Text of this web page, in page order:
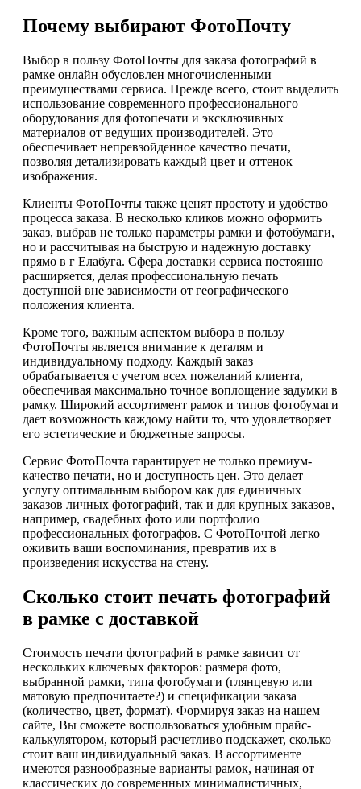
Почему выбирают ФотоПочту
Выбор в пользу ФотоПочты для заказа фотографий в
рамке онлайн обусловлен многочисленными
преимуществами сервиса. Прежде всего, стоит выделить
использование современного профессионального
оборудования для фотопечати и эксклюзивных
материалов от ведущих производителей. Это
обеспечивает непревзойденное качество печати,
позволяя детализировать каждый цвет и оттенок
изображения.
Клиенты ФотоПочты также ценят простоту и удобство
процесса заказа. В несколько кликов можно оформить
заказ, выбрав не только параметры рамки и фотобумаги,
но и рассчитывая на быструю и надежную доставку
прямо в г Елабуга. Сфера доставки сервиса постоянно
расширяется, делая профессиональную печать
доступной вне зависимости от географического
положения клиента.
Кроме того, важным аспектом выбора в пользу
ФотоПочты является внимание к деталям и
индивидуальному подходу. Каждый заказ
обрабатывается с учетом всех пожеланий клиента,
обеспечивая максимально точное воплощение задумки в
рамку. Широкий ассортимент рамок и типов фотобумаги
дает возможность каждому найти то, что удовлетворяет
его эстетические и бюджетные запросы.
Сервис ФотоПочта гарантирует не только премиум-
качество печати, но и доступность цен. Это делает
услугу оптимальным выбором как для единичных
заказов личных фотографий, так и для крупных заказов,
например, свадебных фото или портфолио
профессиональных фотографов. С ФотоПочтой легко
оживить ваши воспоминания, превратив их в
произведения искусства на стену.
Сколько стоит печать фотографий
в рамке с доставкой
Стоимость печати фотографий в рамке зависит от
нескольких ключевых факторов: размера фото,
выбранной рамки, типа фотобумаги (глянцевую или
матовую предпочитаете?) и спецификации заказа
(количество, цвет, формат). Формируя заказ на нашем
сайте, Вы сможете воспользоваться удобным прайс-
калькулятором, который расчетливо подскажет, сколько
стоит ваш индивидуальный заказ. В ассортименте
имеются разнообразные варианты рамок, начиная от
классических до современных минималистичных,